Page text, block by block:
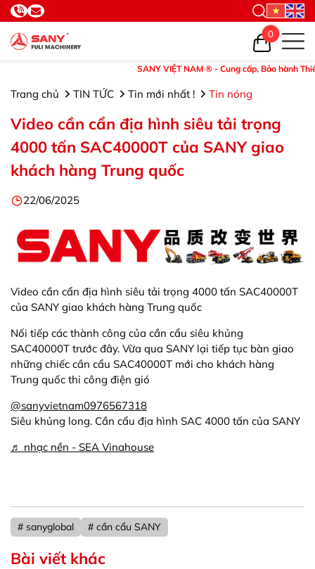
SANY VIỆT NAM ® - Cung cấp, Bảo hành Thiết
0
Trang chủ TIN TỨC Tin mới nhất ! Tin nóng
Video cần cẩn địa hình siêu tải trọng
4000 tấn SAC40000T của SANY giao
khách hàng Trung quốc
22/06/2025
Video cần cẩn địa hình siêu tải trọng 4000 tấn SAC40000T
của SANY giao khách hàng Trung quốc
Nối tiếp các thành công của cần cẩu siêu khủng
SAC40000T trước đây. Vừa qua SANY lại tiếp tục bàn giao
những chiếc cần cẩu SAC40000T mới cho khách hàng
Trung quốc thi công điện gió
@sanyvietnam0976567318
Siêu khủng long. Cần cẩu địa hình SAC 4000 tấn của SANY
♬ nhạc nền - SEA Vinahouse
# sanyglobal # cần cẩu SANY
Bài viết khác